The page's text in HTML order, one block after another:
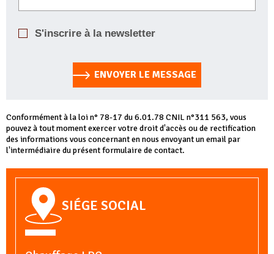
S'inscrire à la newsletter
ENVOYER LE MESSAGE
Conformément à la loi n° 78-17 du 6.01.78 CNIL n°311 563, vous
pouvez à tout moment exercer votre droit d'accès ou de rectification
des informations vous concernant en nous envoyant un email par
l'intermédiaire du présent formulaire de contact.
SIÉGE SOCIAL